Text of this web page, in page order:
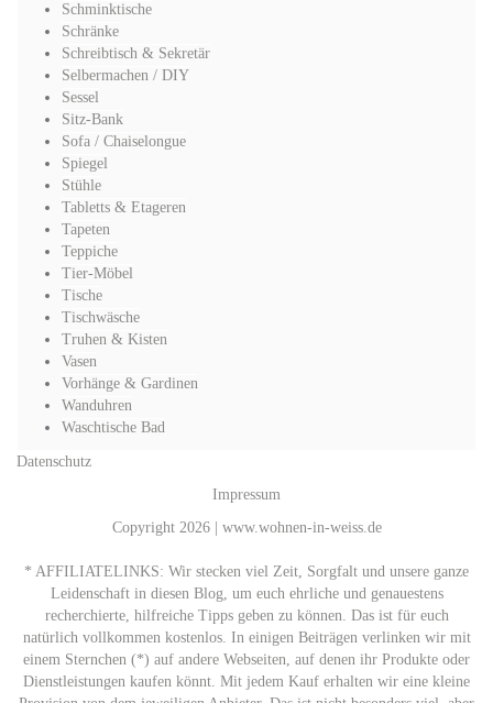
Schminktische
Schränke
Schreibtisch & Sekretär
Selbermachen / DIY
Sessel
Sitz-Bank
Sofa / Chaiselongue
Spiegel
Stühle
Tabletts & Etageren
Tapeten
Teppiche
Tier-Möbel
Tische
Tischwäsche
Truhen & Kisten
Vasen
Vorhänge & Gardinen
Wanduhren
Waschtische Bad
Datenschutz
Impressum
Copyright 2026 | www.wohnen-in-weiss.de
* AFFILIATELINKS: Wir stecken viel Zeit, Sorgfalt und unsere ganze
Leidenschaft in diesen Blog, um euch ehrliche und genauestens
recherchierte, hilfreiche Tipps geben zu können. Das ist für euch
natürlich vollkommen kostenlos. In einigen Beiträgen verlinken wir mit
einem Sternchen (*) auf andere Webseiten, auf denen ihr Produkte oder
Dienstleistungen kaufen könnt. Mit jedem Kauf erhalten wir eine kleine